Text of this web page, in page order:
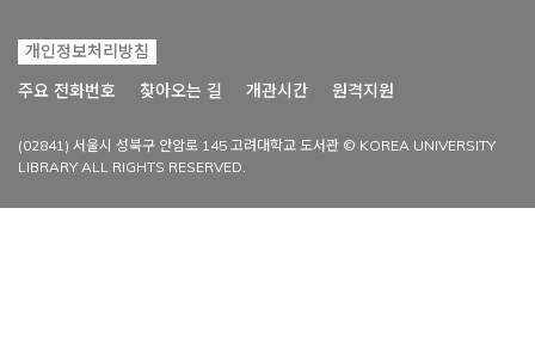
개인정보처리방침
주요 전화번호
찾아오는 길 개관시간 원격지원
(02841) 서울시 성북구 안암로 145 고려대학교 도서관 © KOREA UNIVERSITY
LIBRARY ALL RIGHTS RESERVED.